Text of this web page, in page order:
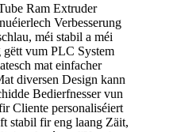
Ram Extruder
Verbesserung
méi stabil a méi
vum PLC System
mat einfacher
diversen Design kann
Bedierfnesser vun
Cliente personaliséiert
stabil fir eng laang Zäit,